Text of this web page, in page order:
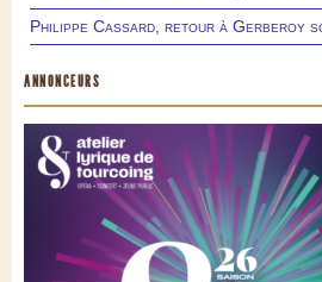
Philippe Cassard, retour à Gerberoy
ANNONCEURS